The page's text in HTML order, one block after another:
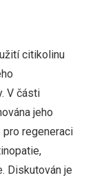
citikolinu
V části
jeho
regeneraci
Diskutován je